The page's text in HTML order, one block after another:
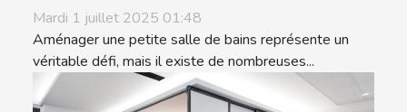
Mardi 1 juillet 2025 01:48
Aménager une petite salle de bains représente un
véritable défi, mais il existe de nombreuses...